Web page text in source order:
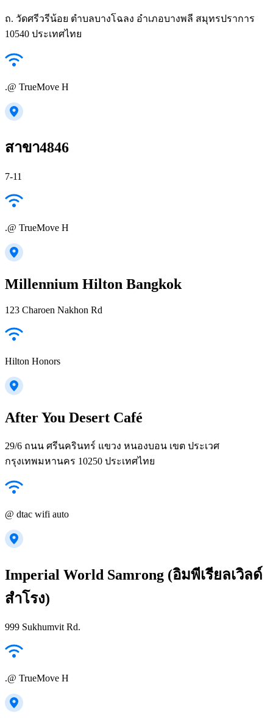
ถ. วัดศรีวรีน้อย ตำบลบางโฉลง อำเภอบางพลี สมุทรปราการ
10540 ประเทศไทย
.@ TrueMove H
สาขา4846
7-11
.@ TrueMove H
Millennium Hilton Bangkok
123 Charoen Nakhon Rd
Hilton Honors
After You Desert Café
29/6 ถนน ศรีนครินทร์ แขวง หนองบอน เขต ประเวศ
กรุงเทพมหานคร 10250 ประเทศไทย
@ dtac wifi auto
Imperial World Samrong (อิมพีเรียลเวิลด์
สำโรง)
999 Sukhumvit Rd.
.@ TrueMove H